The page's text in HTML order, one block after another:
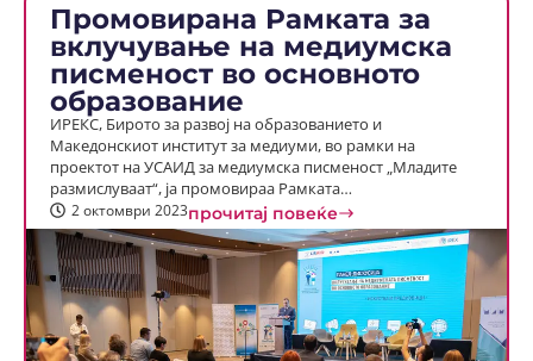
Промовирана Рамката за
вклучување на медиумска
писменост во основното
образование
ИРЕКС, Бирото за развој на образованието и
Македонскиот институт за медиуми, во рамки на
проектот на УСАИД за медиумска писменост „Младите
размислуваат“, ја промовираа Рамката…
2 октомври 2023прочитај повеќе